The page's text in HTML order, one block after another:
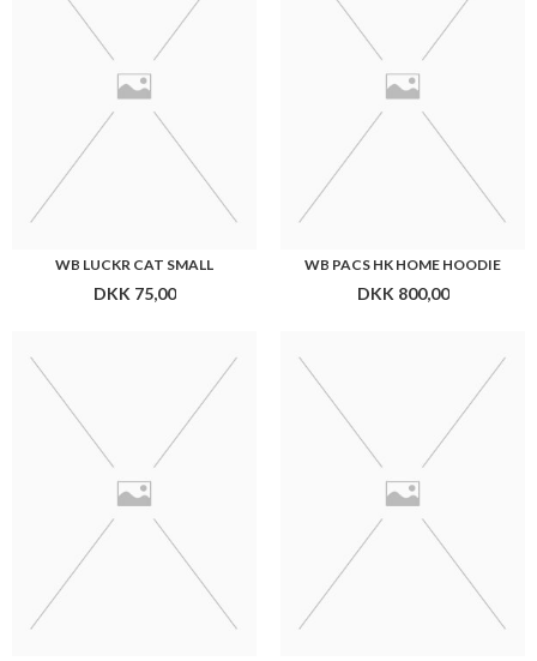
WB LUCKR CAT SMALL
DKK 75,00
WB PACS HK HOME HOODIE
DKK 800,00